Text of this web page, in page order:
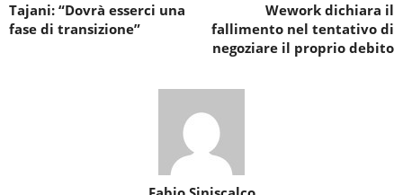
Tajani: “Dovrà esserci una
fase di transizione”
Wework dichiara il
fallimento nel tentativo di
negoziare il proprio debito